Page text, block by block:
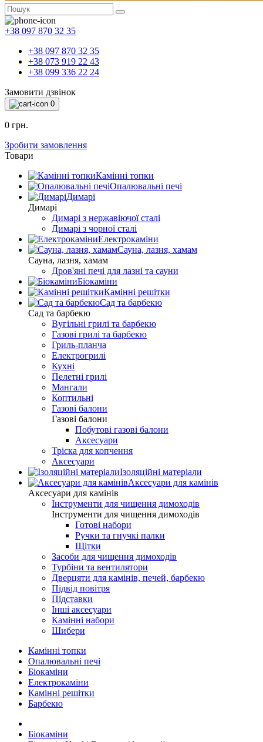
+38 097 870 32 35
+38 097 870 32 35
+38 073 919 22 43
+38 099 336 22 24
Замовити дзвінок
0
0 грн.
Зробити замовлення
Товари
Камінні топки
Опалювальні печі
Димарі
Димарі
Димарі з нержавіючої сталі
Димарі з чорної сталі
Електрокаміни
Сауна, лазня, хамам
Сауна, лазня, хамам
Дров'яні печі для лазні та сауни
Біокаміни
Камінні решітки
Сад та барбекю
Сад та барбекю
Вугільні грилі та барбекю
Газові грилі та барбекю
Гриль-планча
Електрогрилі
Кухні
Пелетні грилі
Мангали
Коптильні
Газові балони
Газові балони
Побутові газові балони
Аксесуари
Тріска для копчення
Аксесуари
Ізоляційні матеріали
Аксесуари для камінів
Аксесуари для камінів
Інструменти для чищення димоходів
Інструменти для чищення димоходів
Готові набори
Ручки та гнучкі палки
Щітки
Засоби для чищення димоходів
Турбіни та вентилятори
Дверцяти для камінів, печей, барбекю
Підвід повітря
Підставки
Інші аксесуари
Камінні набори
Шибери
Камінні топки
Опалювальні печі
Біокаміни
Електрокаміни
Камінні решітки
Барбекю
Біокаміни